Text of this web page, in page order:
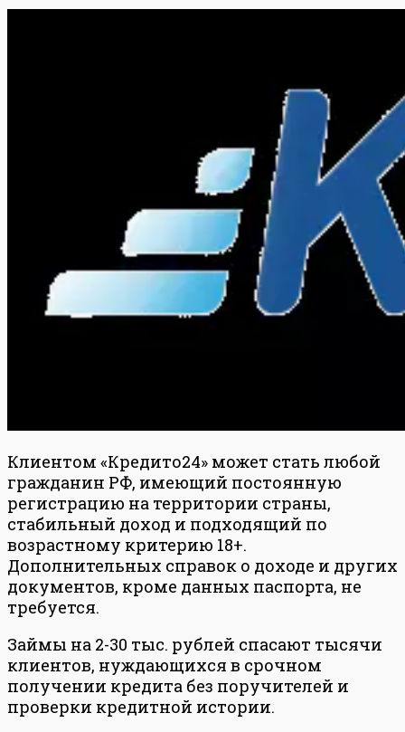
Клиентом «Кредито24» может стать любой
гражданин РФ, имеющий постоянную
регистрацию на территории страны,
стабильный доход и подходящий по
возрастному критерию 18+.
Дополнительных справок о доходе и других
документов, кроме данных паспорта, не
требуется.
Займы на 2-30 тыс. рублей спасают тысячи
клиентов, нуждающихся в срочном
получении кредита без поручителей и
проверки кредитной истории.